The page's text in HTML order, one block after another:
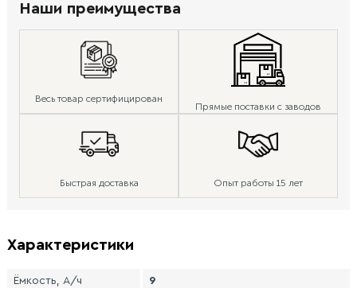
Наши преимущества
Весь товар сертифицирован
Прямые поставки с заводов
Быстрая доставка Опыт работы 15 лет
Характеристики
Ёмкость, А/ч 9